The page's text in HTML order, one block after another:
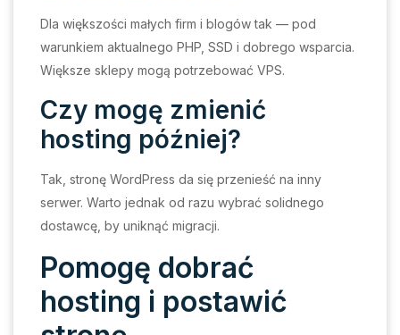
Dla większości małych firm i blogów tak — pod
warunkiem aktualnego PHP, SSD i dobrego wsparcia.
Większe sklepy mogą potrzebować VPS.
Czy mogę zmienić
hosting później?
Tak, stronę WordPress da się przenieść na inny
serwer. Warto jednak od razu wybrać solidnego
dostawcę, by uniknąć migracji.
Pomogę dobrać
hosting i postawić